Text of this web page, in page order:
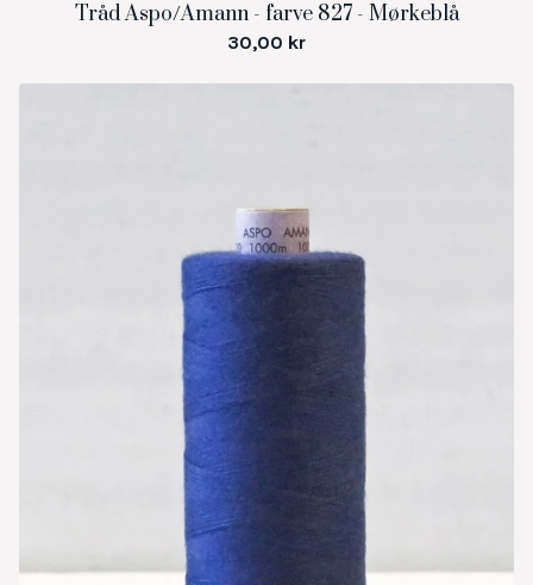
Tråd Aspo/Amann - farve 827 - Mørkeblå
30,00 kr